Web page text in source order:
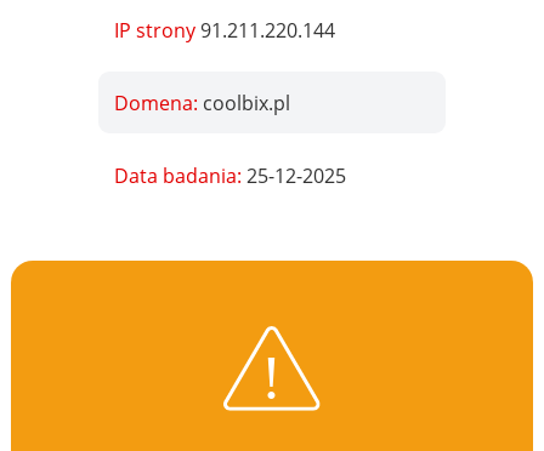
IP strony91.211.220.144
Domena: coolbix.pl
Data badania:25-12-2025